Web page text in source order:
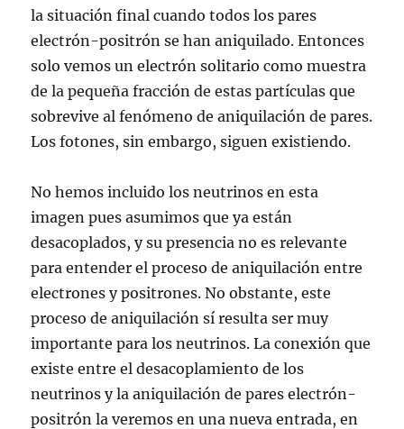
la situación final cuando todos los pares
electrón-positrón se han aniquilado. Entonces
solo vemos un electrón solitario como muestra
de la pequeña fracción de estas partículas que
sobrevive al fenómeno de aniquilación de pares.
Los fotones, sin embargo, siguen existiendo.
No hemos incluido los neutrinos en esta
imagen pues asumimos que ya están
desacoplados, y su presencia no es relevante
para entender el proceso de aniquilación entre
electrones y positrones. No obstante, este
proceso de aniquilación sí resulta ser muy
importante para los neutrinos. La conexión que
existe entre el desacoplamiento de los
neutrinos y la aniquilación de pares electrón-
positrón la veremos en una nueva entrada, en